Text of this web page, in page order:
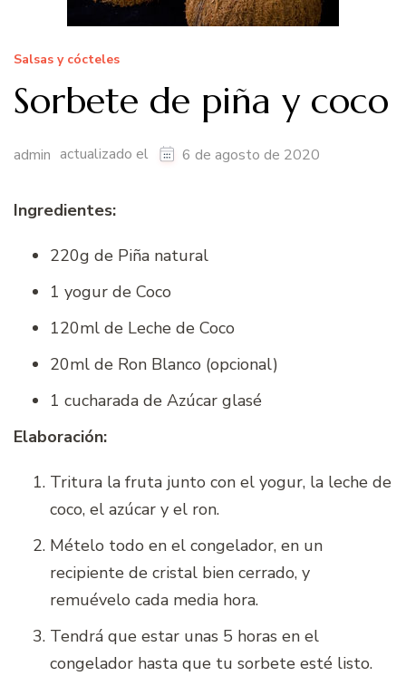
Salsas y cócteles
Sorbete de piña y coco
admin actualizado el 6 de agosto de 2020
Ingredientes:
220g de Piña natural
1 yogur de Coco
120ml de Leche de Coco
20ml de Ron Blanco (opcional)
1 cucharada de Azúcar glasé
Elaboración:
Tritura la fruta junto con el yogur, la leche de
coco, el azúcar y el ron.
Mételo todo en el congelador, en un
recipiente de cristal bien cerrado, y
remuévelo cada media hora.
Tendrá que estar unas 5 horas en el
congelador hasta que tu sorbete esté listo.